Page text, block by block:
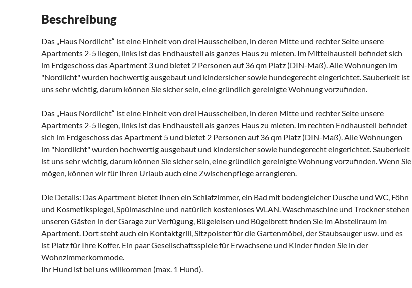
Beschreibung
Das „Haus Nordlicht“ ist eine Einheit von drei Hausscheiben, in deren Mitte und rechter Seite unsere
Apartments 2-5 liegen, links ist das Endhausteil als ganzes Haus zu mieten. Im Mittelhausteil befindet sich
im Erdgeschoss das Apartment 3 und bietet 2 Personen auf 36 qm Platz (DIN-Maß). Alle Wohnungen im
"Nordlicht" wurden hochwertig ausgebaut und kindersicher sowie hundegerecht eingerichtet. Sauberkeit ist
uns sehr wichtig, darum können Sie sicher sein, eine gründlich gereinigte Wohnung vorzufinden.
Das „Haus Nordlicht“ ist eine Einheit von drei Hausscheiben, in deren Mitte und rechter Seite unsere
Apartments 2-5 liegen, links ist das Endhausteil als ganzes Haus zu mieten. Im rechten Endhausteil befindet
sich im Erdgeschoss das Apartment 5 und bietet 2 Personen auf 36 qm Platz (DIN-Maß). Alle Wohnungen
im "Nordlicht" wurden hochwertig ausgebaut und kindersicher sowie hundegerecht eingerichtet. Sauberkeit
ist uns sehr wichtig, darum können Sie sicher sein, eine gründlich gereinigte Wohnung vorzufinden. Wenn Sie
mögen, können wir für Ihren Urlaub auch eine Zwischenpflege arrangieren.
Die Details: Das Apartment bietet Ihnen ein Schlafzimmer, ein Bad mit bodengleicher Dusche und WC, Föhn
und Kosmetikspiegel, Spülmaschine und natürlich kostenloses WLAN. Waschmaschine und Trockner stehen
unseren Gästen in der Garage zur Verfügung, Bügeleisen und Bügelbrett finden Sie im Abstellraum im
Apartment. Dort steht auch ein Kontaktgrill, Sitzpolster für die Gartenmöbel, der Staubsauger usw. und es
ist Platz für Ihre Koffer. Ein paar Gesellschaftsspiele für Erwachsene und Kinder finden Sie in der
Wohnzimmerkommode.
Ihr Hund ist bei uns willkommen (max. 1 Hund).